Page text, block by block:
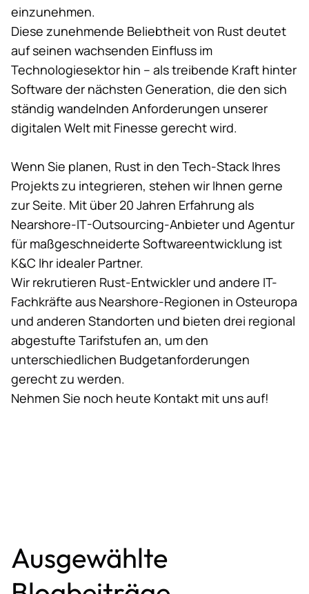
einzunehmen.
Diese zunehmende Beliebtheit von Rust deutet
auf seinen wachsenden Einfluss im
Technologiesektor hin – als treibende Kraft hinter
Software der nächsten Generation, die den sich
ständig wandelnden Anforderungen unserer
digitalen Welt mit Finesse gerecht wird.
Wenn Sie planen, Rust in den Tech-Stack Ihres
Projekts zu integrieren, stehen wir Ihnen gerne
zur Seite. Mit über 20 Jahren Erfahrung als
Nearshore-IT-Outsourcing-Anbieter und Agentur
für maßgeschneiderte Softwareentwicklung ist
K&C Ihr idealer Partner.
Wir rekrutieren Rust-Entwickler und andere IT-
Fachkräfte aus Nearshore-Regionen in Osteuropa
und anderen Standorten und bieten drei regional
abgestufte Tarifstufen an, um den
unterschiedlichen Budgetanforderungen
gerecht zu werden.
Nehmen Sie noch heute Kontakt mit uns auf!
Ausgewählte